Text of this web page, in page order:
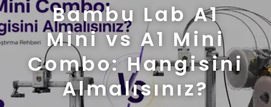
Bambu Lab A1
Mini vs A1 Mini
Combo: Hangisini
Almalısınız?